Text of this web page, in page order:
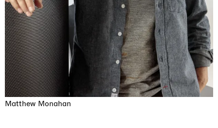
Matthew Monahan